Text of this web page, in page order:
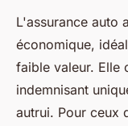
L'assurance auto
économique,
faible valeur. Elle
indemnisant
autrui. Pour ceux